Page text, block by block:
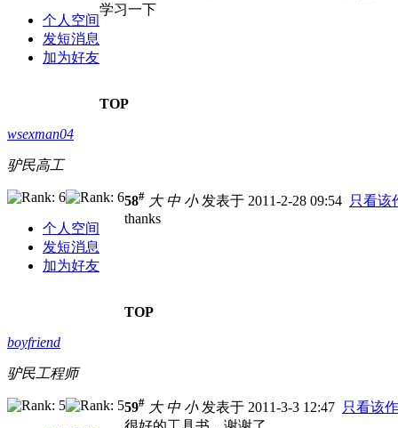
个人空间
发短消息
加为好友
学习一下
TOP
wsexman04
驴民高工
个人空间
发短消息
加为好友
58# 大 中 小发表于 2011-2-28 09:54 只看该
thanks
TOP
boyfriend
驴民工程师
59# 大 中 小发表于 2011-3-3 12:47 只看该